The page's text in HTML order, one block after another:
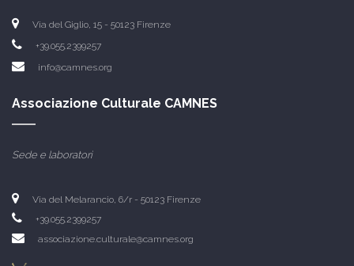
Via del Giglio, 15 - 50123 Firenze
+39.055.2399257
info@camnes.org
Associazione Culturale CAMNES
Sede e laboratori
Via del Melarancio, 6/r - 50123 Firenze
+39.055.2399257
associazione.culturale@camnes.org